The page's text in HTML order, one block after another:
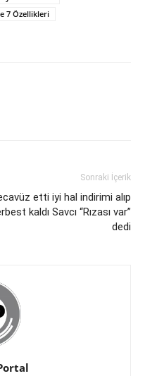
7 Özellikleri
Sonraki İçerik
etti iyi hal indirimi alıp
kaldı Savcı “Rızası var”
dedi